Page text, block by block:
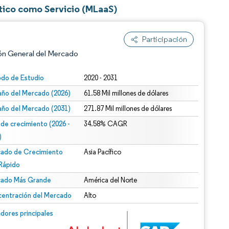
como Servicio (MLaaS)
Participación
General del Mercado
de Estudio 2020 - 2031
del Mercado (2026) 61.58 Mil millones de dólares
del Mercado (2031) 271.87 Mil millones de dólares
de crecimiento (2026 -
34.58% CAGR
de Crecimiento
Asia Pacífico
Más Grande América del Norte
del Mercado Alto
principales
© Mordor Intelligence. El uso requiere atribución según CC BY 4.0.
CC BY 4.0.